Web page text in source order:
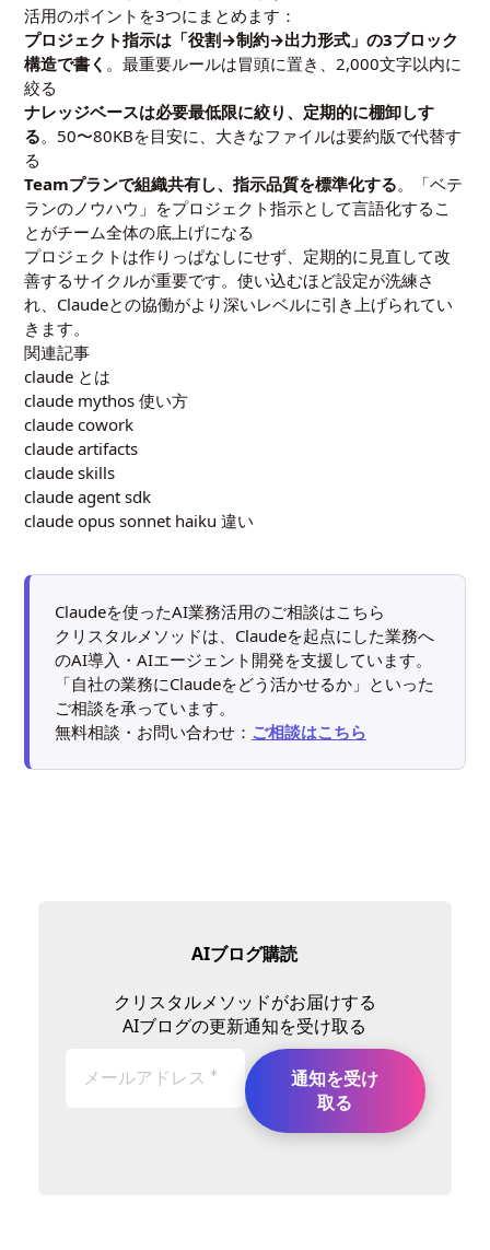
活用のポイントを3つにまとめます：
プロジェクト指示は「役割→制約→出力形式」の3ブロック
構造で書く 。最重要ルールは冒頭に置き、2,000文字以内に
絞る
ナレッジベースは必要最低限に絞り、定期的に棚卸しす
る。50〜80KBを目安に、大きなファイルは要約版で代替す
る
Teamプランで組織共有し、指示品質を標準化する。「ベテ
ランのノウハウ」をプロジェクト指示として言語化するこ
とがチーム全体の底上げになる
プロジェクトは作りっぱなしにせず、定期的に見直して改
善するサイクルが重要です。使い込むほど設定が洗練さ
れ、Claudeとの協働がより深いレベルに引き上げられてい
きます。
関連記事
claude とは
claude mythos 使い方
claude cowork
claude artifacts
claude skills
claude agent sdk
claude opus sonnet haiku 違い
Claudeを使ったAI業務活用のご相談はこちら
クリスタルメソッドは、Claudeを起点にした業務へ
のAI導入・AIエージェント開発を支援しています。
「自社の業務にClaudeをどう活かせるか」といった
ご相談を承っています。
無料相談・お問い合わせ： ご相談はこちら
AIブログ購読
クリスタルメソッドがお届けする
AIブログの更新通知を受け取る